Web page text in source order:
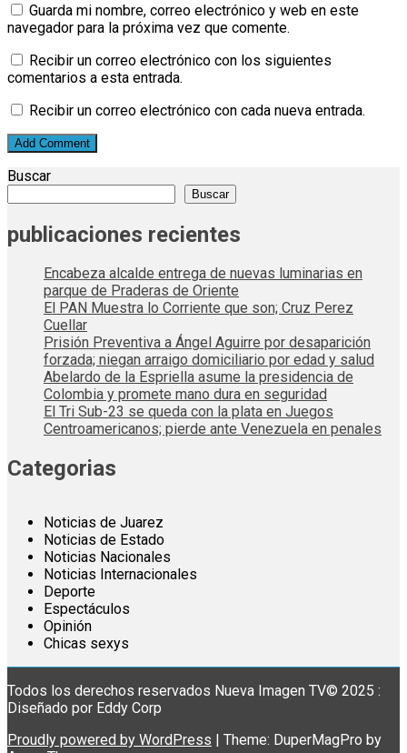
Guarda mi nombre, correo electrónico y web en este
navegador para la próxima vez que comente.
Recibir un correo electrónico con los siguientes
comentarios a esta entrada.
Recibir un correo electrónico con cada nueva entrada.
Buscar
Buscar
publicaciones recientes
Encabeza alcalde entrega de nuevas luminarias en
parque de Praderas de Oriente
El PAN Muestra lo Corriente que son; Cruz Perez
Cuellar
Prisión Preventiva a Ángel Aguirre por desaparición
forzada; niegan arraigo domiciliario por edad y salud
Abelardo de la Espriella asume la presidencia de
Colombia y promete mano dura en seguridad
El Tri Sub-23 se queda con la plata en Juegos
Centroamericanos; pierde ante Venezuela en penales
Categorias
Noticias de Juarez
Noticias de Estado
Noticias Nacionales
Noticias Internacionales
Deporte
Espectáculos
Opinión
Chicas sexys
Todos los derechos reservados Nueva Imagen TV© 2025 :
Diseñado por Eddy Corp
Proudly powered by WordPress
Theme: DuperMagPro by